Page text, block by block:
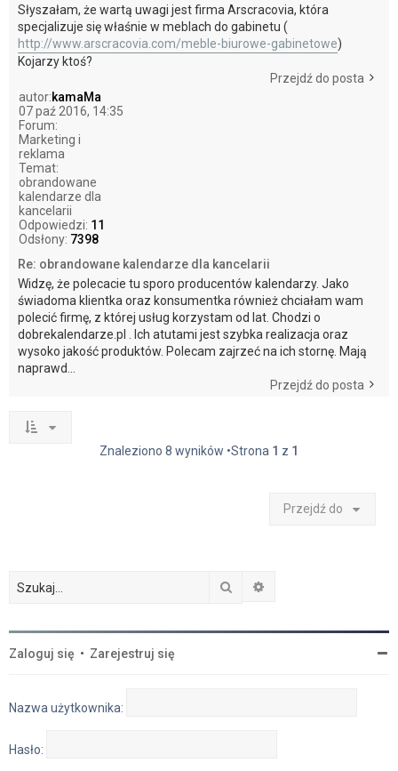
Słyszałam, że wartą uwagi jest firma Arscracovia, która
specjalizuje się właśnie w meblach do gabinetu (
http://www.arscracovia.com/meble-biurowe-gabinetowe)
Kojarzy ktoś?
Przejdź do posta
autor:kamaMa
07 paź 2016, 14:35
Forum:
Marketing i
reklama
Temat:
obrandowane
kalendarze dla
kancelarii
Odpowiedzi: 11
Odsłony: 7398
Re: obrandowane kalendarze dla kancelarii
Widzę, że polecacie tu sporo producentów kalendarzy. Jako
świadoma klientka oraz konsumentka również chciałam wam
polecić firmę, z której usług korzystam od lat. Chodzi o
dobrekalendarze.pl . Ich atutami jest szybka realizacja oraz
wysoko jakość produktów. Polecam zajrzeć na ich stornę. Mają
naprawd...
Przejdź do posta
Znaleziono 8 wyników •Strona 1 z 1
Przejdź do
Szukaj
Zaloguj się • Zarejestruj się
Nazwa użytkownika:
Hasło: